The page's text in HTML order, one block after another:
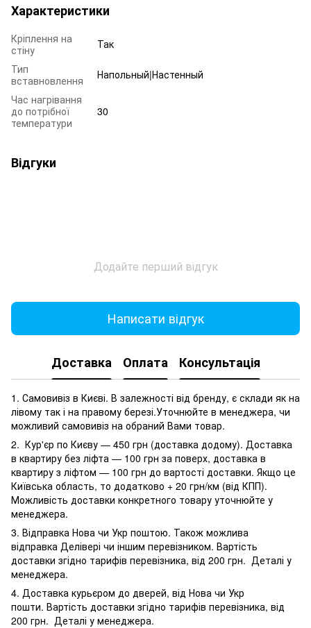
Характеристики
Кріплення на
стіну
Так
Тип
вставновлення
Напольный|Настенный
Час нагрівання
до потрібної
температури
30
Відгуки
Додайте перший відгук
Написати відгук
Доставка Оплата Консультація
1. Самовивіз в Києві. В залежності від бренду, є склади як на
лівому так і на правому березі.Уточнюйте в менеджера, чи
можливий самовивіз на обраний Вами товар.
2. Кур'єр по Києву — 450 грн (доставка додому). Доставка
в квартиру без ліфта — 100 грн за поверх, доставка в
квартиру з ліфтом — 100 грн до вартості доставки. Якщо це
Київська область, то додатково + 20 грн/км (від КПП).
Можливість доставки конкретного товару уточнюйте у
менеджера.
3. Відправка Нова чи Укр поштою. Також можлива
відправка Делівері чи іншим перевізником. Вартість
доставки згідно тарифів перевізника, від 200 грн. Деталі у
менеджера.
4. Доставка курьєром до дверей, від Нова чи Укр
пошти. Вартість доставки згідно тарифів перевізника, від
200 грн. Деталі у менеджера.